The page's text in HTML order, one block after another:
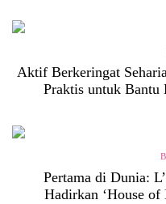
Aktif Berkeringat
Praktis untuk Bantu
Pertama di Dunia:
Hadirkan ‘House of